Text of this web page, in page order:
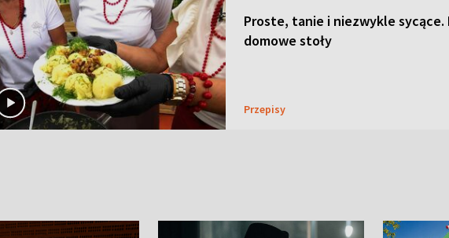
Proste, tanie i niezwykle sycące.
domowe stoły
Przepisy